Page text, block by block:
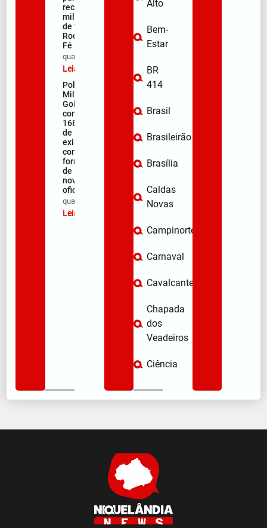
receber
milhares
de fiéis na
Rodovia da
Fé
qua/08/2026
Leia mais »
Polícia
Militar de
Goiás
comemora
168 anos
de
existência
com
formação
de 106
novos
oficiais
qua/08/2026
Leia mais »
Alto
Bem-
Estar
BR
414
Brasil
Brasileirão
Brasília
Caldas
Novas
Campinorte
Carnaval
Cavalcante
Chapada
dos
Veadeiros
Ciência